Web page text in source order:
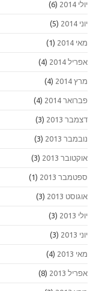
יולי 2014 (6)
יוני 2014 (5)
מאי 2014 (1)
אפריל 2014 (4)
מרץ 2014 (4)
פברואר 2014 (4)
דצמבר 2013 (3)
נובמבר 2013 (3)
אוקטובר 2013 (3)
ספטמבר 2013 (1)
אוגוסט 2013 (3)
יולי 2013 (3)
יוני 2013 (3)
מאי 2013 (4)
אפריל 2013 (8)